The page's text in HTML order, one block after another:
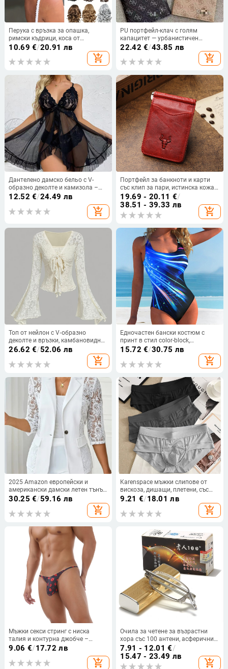
Перука с връзка за опашка,
римски къдрици, коса от
високотемпературно влакно,
механично изработване, за жени,
подходяща за всички тони на
10.69 €/20.91 лв
add_shopping_cart
PU портфейл-клач с голям
капацитет — урбанистичен
минималистичен стил, принт с
букви, подплата полиестер,
пролет 2024
22.42 €/43.85 лв
add_shopping_cart
Дантелено дамско бельо с V-
образно деколте и камизола –
мултицветен комплект,
материя 101–120 g/m², пролет
12.52 €/24.49 лв
add_shopping_cart
Портфейл за банкноти и карти
със клип за пари, истинска кожа,
първи слой телешка кожа, бизнес
стил, едноцветен, марка Famous
craftsman family
19.69 - 20.11 €/
38.51 - 39.33 лв
add_shopping_cart
Топ от нейлон с V‑образно
деколте и връзки, камбановидни
ръкави, тясна кройка
26.62 €/52.06 лв
add_shopping_cart
Едночастен бански костюм с
принт в стил color-block,
полиестер/еластан 82%/18%, 210
15.72 €/30.75 лв
add_shopping_cart
2025 Amazon европейски и
американски дамски летен тънък
полу-снадан дантелен блейзър с
30.25 €/59.16 лв
add_shopping_cart
Karenspace мъжки слипове от
вискоза, дишащи, плетени, със
средно висока талия
9.21 €/18.01 лв
add_shopping_cart
Мъжки секси стринг с ниска
талия и контурна джобче –
найлон
9.06 €/17.72 лв
add_shopping_cart
Очила за четене за възрастни
хора със 100 антени, асферични
смолни лещи с висока
разделителна способност, мъже
и жени, против умора
7.91 - 12.01 €/
15.47 - 23.49 лв
add_shopping_cart